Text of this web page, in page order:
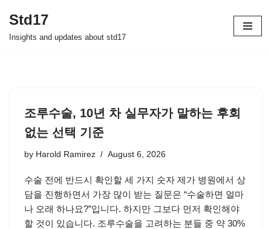
Skip
Std17
Insights and updates about std17
조루수술, 10년 차 실무자가 말하는 후회
없는 선택 기준
by Harold Ramirez August 6, 2026
수술 전에 반드시 확인할 세 가지 숫자 제가 병원에서 상
담을 진행하면서 가장 많이 받는 질문은 “수술하면 얼마
나 오래 하나요?”입니다. 하지만 그보다 먼저 확인해야
할 것이 있습니다. 조루수술을 고려하는 분들 중 약 30%